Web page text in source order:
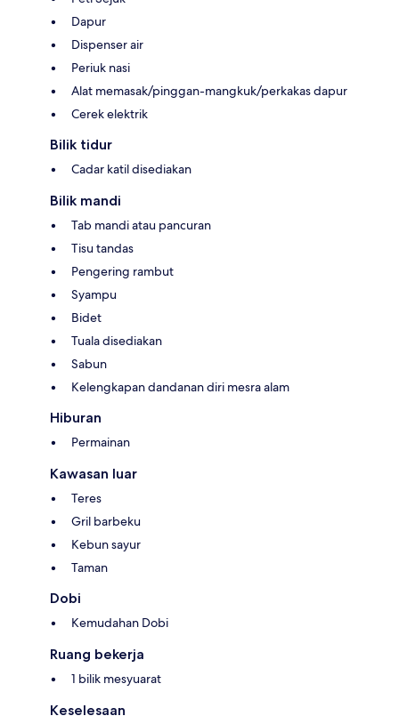
Dapur
Dispenser air
Periuk nasi
Alat memasak/pinggan-mangkuk/perkakas dapur
Cerek elektrik
Bilik tidur
Cadar katil disediakan
Bilik mandi
Tab mandi atau pancuran
Tisu tandas
Pengering rambut
Syampu
Bidet
Tuala disediakan
Sabun
Kelengkapan dandanan diri mesra alam
Hiburan
Permainan
Kawasan luar
Teres
Gril barbeku
Kebun sayur
Taman
Dobi
Kemudahan Dobi
Ruang bekerja
1 bilik mesyuarat
Keselesaan